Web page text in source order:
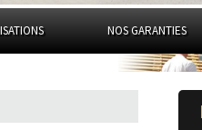
NOS GARANTIES